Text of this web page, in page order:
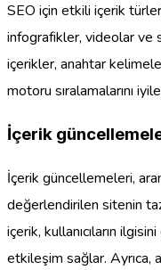
SEO için etkili içerik
infografikler, videolar ve
içerikler, anahtar
motoru sıralamalarını
İçerik
İçerik güncellemeleri,
değerlendirilen sitenin
içerik, kullanıcıların
etkileşim sağlar. Ayrıca,